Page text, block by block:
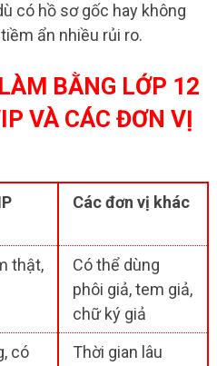
có hồ sơ gốc hay không
ẩn nhiều rủi ro.
BẰNG LỚP 12
VÀ CÁC ĐƠN VỊ
Các đơn vị khác
thật,
Có thể dùng
phôi giả, tem giả,
chữ ký giả
có
Thời gian lâu